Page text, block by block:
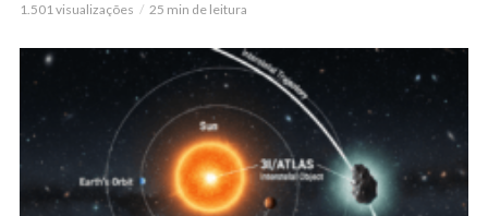
1.501 visualizações 25 min de leitura